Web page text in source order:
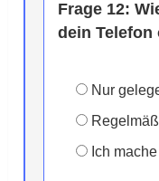
Frage 12:
dein Telefon
Nur
Ich